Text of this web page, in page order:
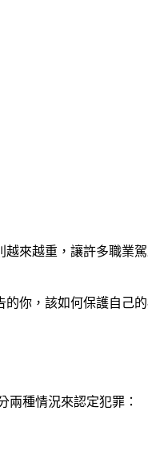
來越重，讓許多職業
你，該如何保護自己
兩種情況來認定犯罪：